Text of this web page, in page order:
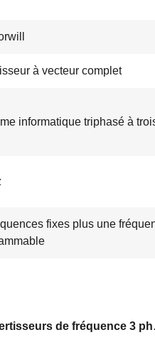
à vecteur complet
informatique triphasé à
fixes plus une